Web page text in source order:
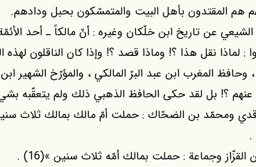
هم المقتدون بأهل البيت والمتمسّكون بحبل ودادهم.
الشيعي عن تاريخ ابن خلّكان وغيره : أنّ مالكاً ـ أحد
: لماذا نقل هذا ؟! وماذا قصد ؟! وإذا كان الناقلون
المغرب ابن عبد البرّ المالكي ، والمؤرّخ الشهير
عنهم ؟! بل لقد حكى الحافظ الذهبي ذلك ولم يتعقّبه
ومحمّد بن الضحّاك : حملت أمّ مالك بمالك ثلاث
وجماعة : حملت بمالك أمّه ثلاث سنين »(16) .